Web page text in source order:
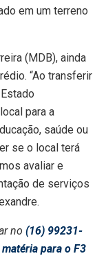
em um terreno
(MDB), ainda
“Ao transferir
para a
saúde ou
se o local terá
avaliar e
de serviços
no (16) 99231-
para o F3